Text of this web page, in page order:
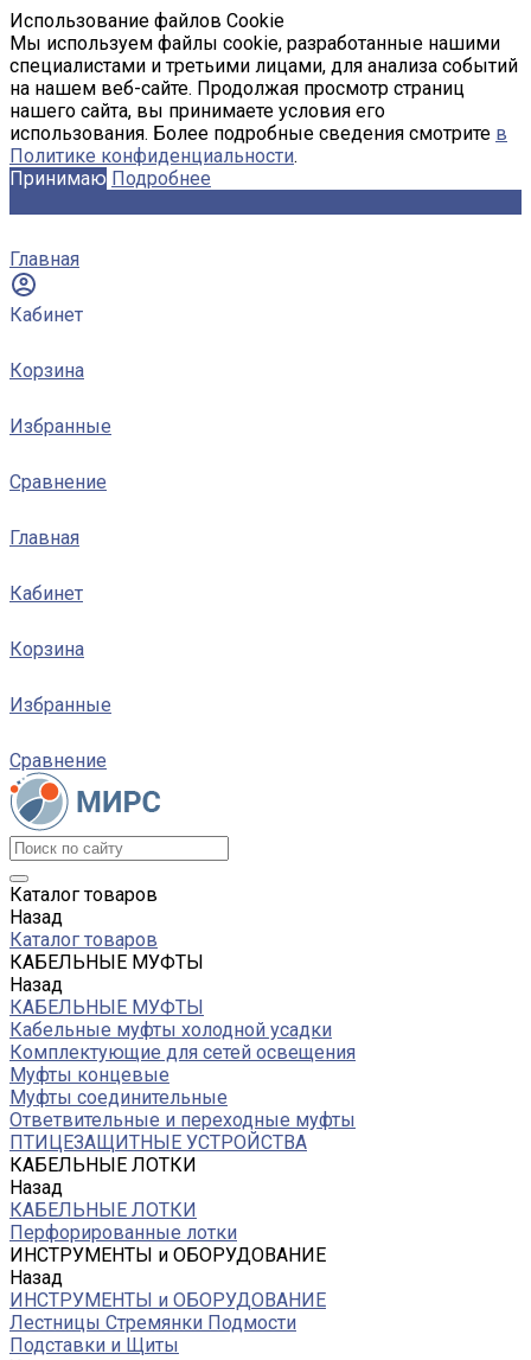
Использование файлов Cookie
Мы используем файлы cookie, разработанные нашими
специалистами и третьими лицами, для анализа событий
на нашем веб-сайте. Продолжая просмотр страниц
нашего сайта, вы принимаете условия его
использования. Более подробные сведения смотрите в
Политике конфиденциальности.
Принимаю Подробнее
Главная
Кабинет
Корзина
Избранные
Сравнение
Главная
Кабинет
Корзина
Избранные
Сравнение
Каталог товаров
Назад
Каталог товаров
КАБЕЛЬНЫЕ МУФТЫ
Назад
КАБЕЛЬНЫЕ МУФТЫ
Кабельные муфты холодной усадки
Комплектующие для сетей освещения
Муфты концевые
Муфты соединительные
Ответвительные и переходные муфты
ПТИЦЕЗАЩИТНЫЕ УСТРОЙСТВА
КАБЕЛЬНЫЕ ЛОТКИ
Назад
КАБЕЛЬНЫЕ ЛОТКИ
Перфорированные лотки
ИНСТРУМЕНТЫ и ОБОРУДОВАНИЕ
Назад
ИНСТРУМЕНТЫ и ОБОРУДОВАНИЕ
Лестницы Стремянки Подмости
Подставки и Щиты